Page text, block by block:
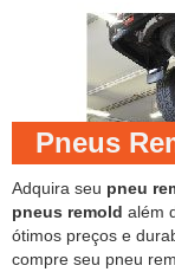
Pneus
Adquira seu pneu
pneus remold além
ótimos preços e
compre seu pneu